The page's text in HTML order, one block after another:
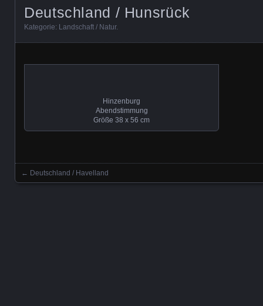
Deutschland / Hunsrück
Kategorie: Landschaft / Natur.
Hinzenburg
Abendstimmung
Größe 38 x 56 cm
Beitrag Navigation
← Deutschland / Havelland